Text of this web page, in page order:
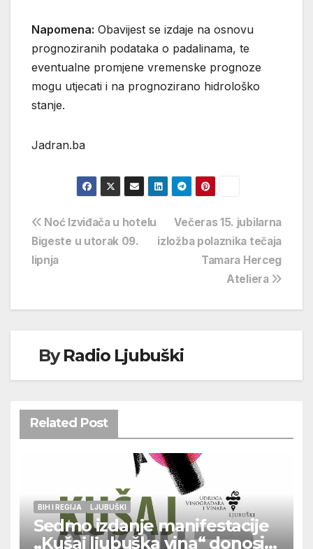
Napomena: Obavijest se izdaje na osnovu
prognoziranih podataka o padalinama, te
eventualne promjene vremenske prognoze
mogu utjecati i na prognozirano hidrološko
stanje.
Jadran.ba
Navigacija
objava
Večeras 15. jubilarna
izložba polaznika tečaja
Tamara Herceg
Ateliera
Noć Izviđača u hotelu
Bigeste u utorak 09.
lipnja
ByRadio Ljubuški
Related Post
BIH I REGIJA LJUBUŠKI
Sedmo izdanje manifestacije
„Kušaj ljubuška vina“ donosi